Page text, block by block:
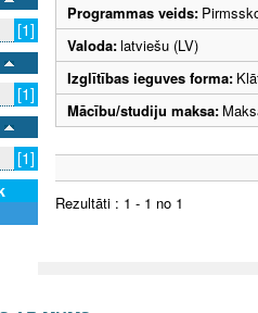
[1]
[1]
[1]
Programmas veids:
Valoda:latviešu (LV)
Izglītības ieguves forma:
Mācību/studiju maksa:
Rezultāti : 1 - 1 no 1